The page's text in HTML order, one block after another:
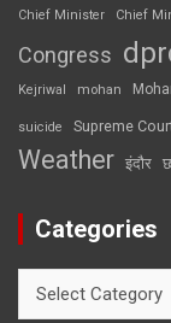
Chief Minister
Chief
Congress
Kejriwal mohan
suicide Supreme
Weather इंदौर
Categories